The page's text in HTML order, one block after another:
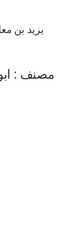
یزید بن
مصنف :